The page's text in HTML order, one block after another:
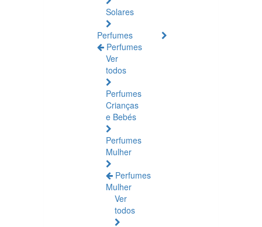
Solares
Perfumes
Perfumes
Ver
todos
Perfumes
Crianças
e Bebés
Perfumes
Mulher
Perfumes
Mulher
Ver
todos